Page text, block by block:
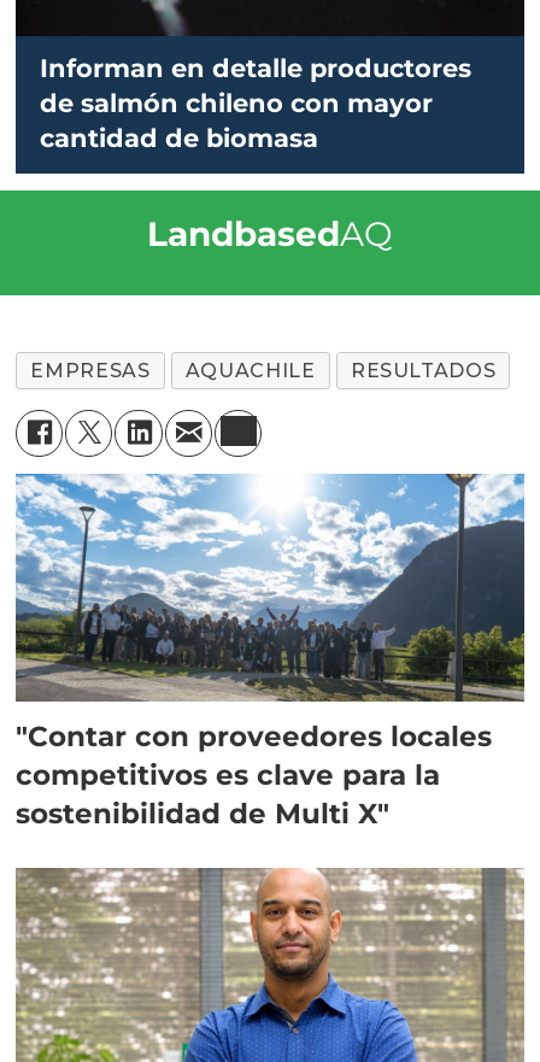
Informan en detalle productores
de salmón chileno con mayor
cantidad de biomasa
LandbasedAQ
EMPRESAS AQUACHILE RESULTADOS
"Contar con proveedores locales
competitivos es clave para la
sostenibilidad de Multi X"